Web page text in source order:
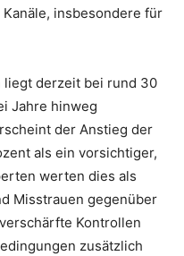
insbesondere für
liegt derzeit bei rund 30
Jahre hinweg
der Anstieg der
als ein vorsichtiger,
werten dies als
Misstrauen gegenüber
Kontrollen
zusätzlich